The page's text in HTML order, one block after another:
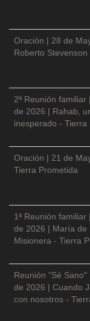
Oración | 28 de
Roberto Stevenson
2ª Reunión familiar
de 2026 | Rahab,
inesperado - Tierra
Oración | 21 de
Tierra Prometida
1ª Reunión familiar
de 2026 | María de
Misionera - Tierra
Reunión "Sé
de 2026 | Cuando
con nosotros -